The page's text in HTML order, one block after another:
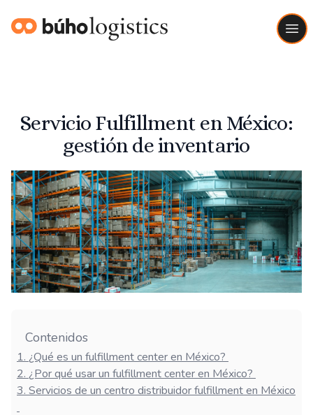
Buho Logistics
Servicio Fulfillment en México:
gestión de inventario
Contenidos
1. ¿Qué es un fulfillment center en México?
2. ¿Por qué usar un fulfillment center en México?
3. Servicios de un centro distribuidor fulfillment en México